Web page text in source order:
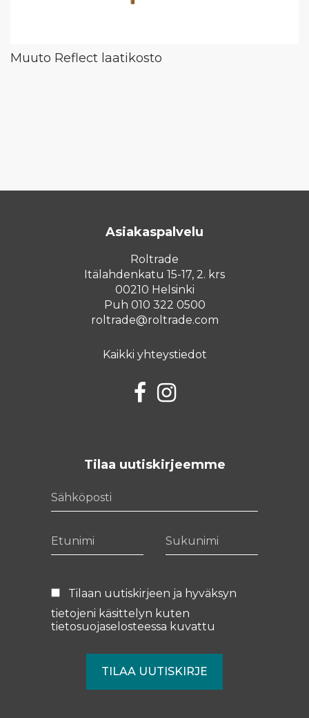
Muuto Reflect laatikosto
Asiakaspalvelu
Roltrade
Itälahdenkatu 15-17, 2. krs
00210 Helsinki
Puh 010 322 0500
roltrade@roltrade.com
Kaikki yhteystiedot
FacebookInstagram
Tilaa uutiskirjeemme
Tilaan uutiskirjeen ja hyväksyn
tietojeni käsittelyn kuten
tietosuojaselosteessa kuvattu